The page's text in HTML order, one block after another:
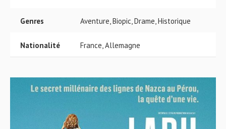
Genres Aventure, Biopic, Drame, Historique
Nationalité France, Allemagne